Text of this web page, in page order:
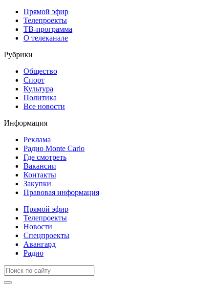
Прямой эфир
Телепроекты
ТВ-программа
О телеканале
Рубрики
Общество
Спорт
Культура
Политика
Все новости
Информация
Реклама
Радио Monte Carlo
Где смотреть
Вакансии
Контакты
Закупки
Правовая информация
Прямой эфир
Телепроекты
Новости
Спецпроекты
Авангард
Радио